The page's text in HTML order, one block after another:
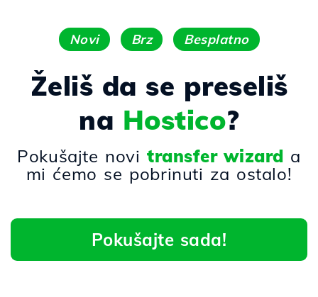
Novi Brz Besplatno
Želiš da se preseliš
na Hostico?
Pokušajte novitransfer wizard a
mi ćemo se pobrinuti za ostalo!
Pokušajte sada!